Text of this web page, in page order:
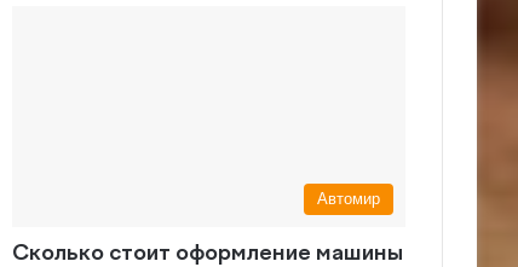
Автомир
Сколько стоит оформление машины